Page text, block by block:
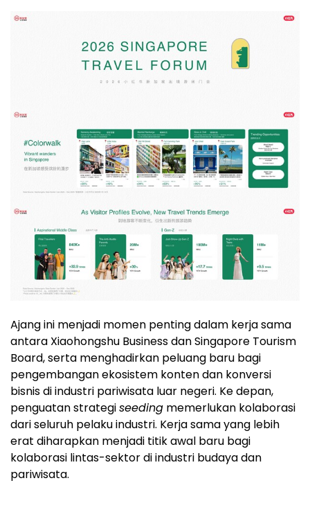
Ajang ini menjadi momen penting dalam kerja sama
antara Xiaohongshu Business dan Singapore Tourism
Board, serta menghadirkan peluang baru bagi
pengembangan ekosistem konten dan konversi
bisnis di industri pariwisata luar negeri. Ke depan,
penguatan strategiseeding memerlukan kolaborasi
dari seluruh pelaku industri. Kerja sama yang lebih
erat diharapkan menjadi titik awal baru bagi
kolaborasi lintas-sektor di industri budaya dan
pariwisata.